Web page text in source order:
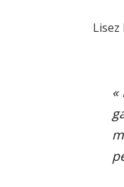
Lisez
«